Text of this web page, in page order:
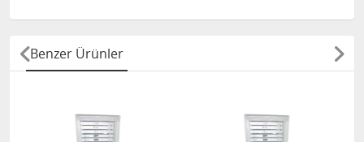
Benzer Ürünler